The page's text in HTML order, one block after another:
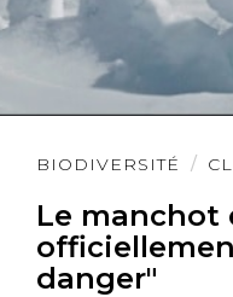
BIODIVERSITÉ
Le manchot
danger"
Lire